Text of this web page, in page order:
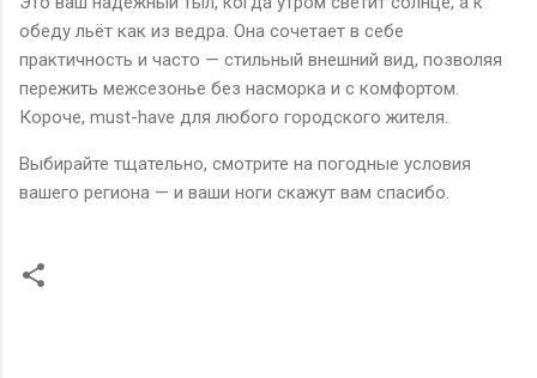
обеду льёт как из ведра. Она сочетает в себе
практичность и часто — стильный внешний вид, позволяя
пережить межсезонье без насморка и с комфортом.
Короче, must-have для любого городского жителя.
Выбирайте тщательно, смотрите на погодные условия
вашего региона — и ваши ноги скажут вам спасибо.